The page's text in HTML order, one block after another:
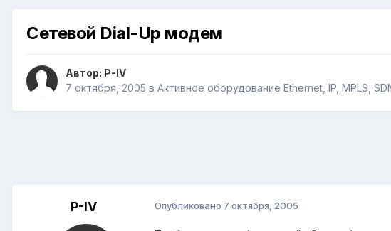
Сетевой Dial-Up модем
Автор: P-IV
7 октября, 2005 в Активное оборудование Ethernet, IP, MPLS,
P-IV Опубликовано 7 октября, 2005